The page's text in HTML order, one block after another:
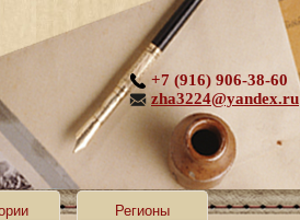
+7 (916) 906-38-60
zha3224@yandex.ru
Регионы